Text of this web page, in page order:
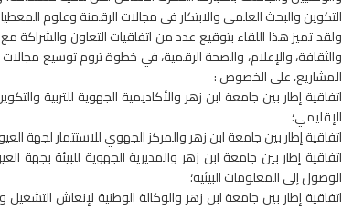
التكوين والبحث العلمي والابتكار في مجالات الرقمنة وعلوم
ولقد تميز هذا اللقاء بتوقيع عدد من اتفاقيات التعاون والشراكة
والثقافة، والإعلام، والصحة الرقمية، في خطوة تروم توسيع
المشاريع، على الخصوص :
اتفاقية إطار بين جامعة ابن زهر والأكاديمية الجهوية للتربية
الإقليمي؛
اتفاقية إطار بين جامعة ابن زهر والمركز الجهوي للاستثمار لجهة
اتفاقية إطار بين جامعة ابن زهر والمديرية الجهوية للبيئة بجهة
الوصول إلى المعلومات البيئية؛
اتفاقية إطار بين جامعة ابن زهر والوكالة الوطنية لإنعاش التشغيل